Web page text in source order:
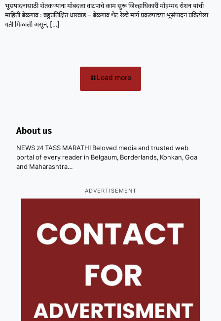
भूसंपादनासाठी शेतकऱ्यांना मोबदला वाटपाचे काम सुरू जिल्हाधिकारी मोहम्मद रोशन यांची
माहिती बेळगाव : बहुप्रतिक्षित धारवाड – बेळगाव थेट रेल्वे मार्ग प्रकल्पाच्या भूसंपादन प्रक्रियेला
गती मिळाली असून, […]
Load more
About us
NEWS 24 TASS MARATHI Beloved media and trusted web
portal of every reader in Belgaum, Borderlands, Konkan, Goa
and Maharashtra…
ADVERTISEMENT